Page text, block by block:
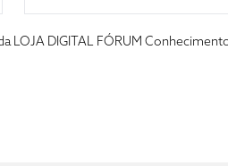
LOJA DIGITAL FÓRUM